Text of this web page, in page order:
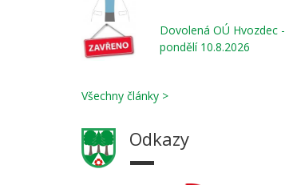
Dovolená OÚ Hvozdec -
pondělí 10.8.2026
Všechny články >
Odkazy